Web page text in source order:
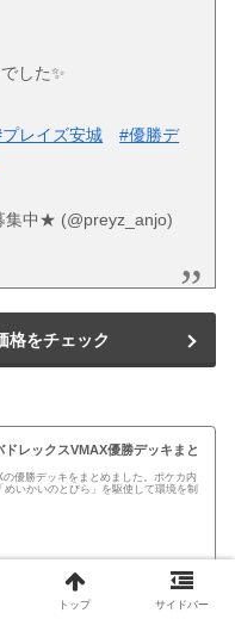
した✨
レイズ安城
#優勝デ
中★ (@preyz_anjo)
格をチェック
ドレックスVMAX優勝デッキまと
優勝デッキをまとめました。ポケカ内
めいかいのとびら」を駆使して環境を制
トップ サイドバー